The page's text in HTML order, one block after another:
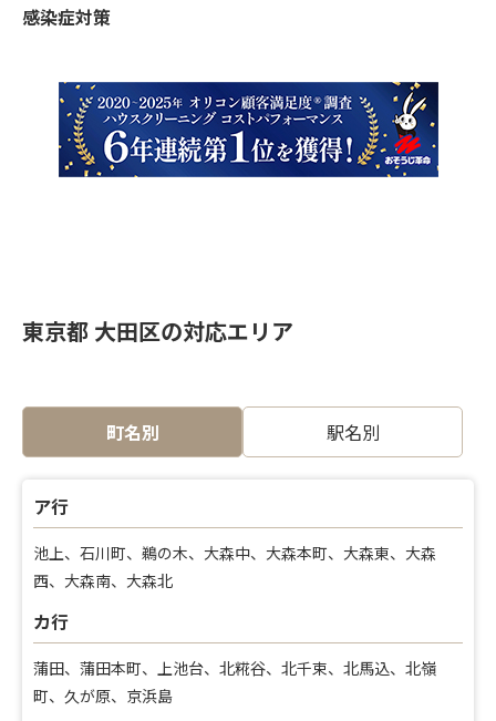
感染症対策
東京都 大田区の対応エリア
町名別 駅名別
ア行
池上、石川町、鵜の木、大森中、大森本町、大森東、大森
西、大森南、大森北
カ行
蒲田、蒲田本町、上池台、北糀谷、北千束、北馬込、北嶺
町、久が原、京浜島